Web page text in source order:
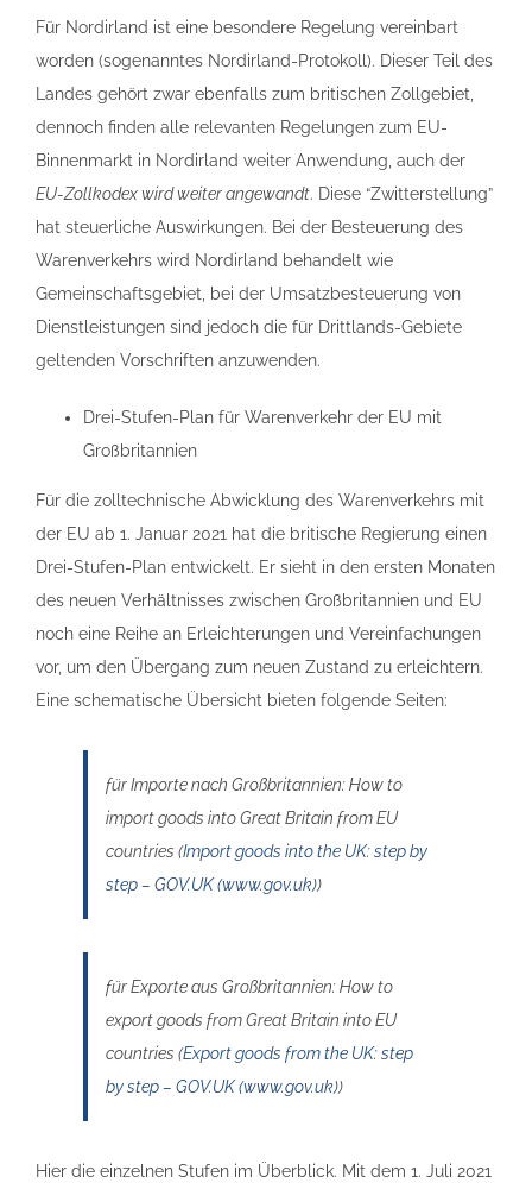
Für Nordirland ist eine besondere Regelung vereinbart
worden (sogenanntes Nordirland-Protokoll). Dieser Teil des
Landes gehört zwar ebenfalls zum britischen Zollgebiet,
dennoch finden alle relevanten Regelungen zum EU-
Binnenmarkt in Nordirland weiter Anwendung, auch der
EU-Zollkodex wird weiter angewandt. Diese “Zwitterstellung”
hat steuerliche Auswirkungen. Bei der Besteuerung des
Warenverkehrs wird Nordirland behandelt wie
Gemeinschaftsgebiet, bei der Umsatzbesteuerung von
Dienstleistungen sind jedoch die für Drittlands-Gebiete
geltenden Vorschriften anzuwenden.
Drei-Stufen-Plan für Warenverkehr der EU mit
Großbritannien
Für die zolltechnische Abwicklung des Warenverkehrs mit
der EU ab 1. Januar 2021 hat die britische Regierung einen
Drei-Stufen-Plan entwickelt. Er sieht in den ersten Monaten
des neuen Verhältnisses zwischen Großbritannien und EU
noch eine Reihe an Erleichterungen und Vereinfachungen
vor, um den Übergang zum neuen Zustand zu erleichtern.
Eine schematische Übersicht bieten folgende Seiten:
für Importe nach Großbritannien: How to
import goods into Great Britain from EU
countries (Import goods into the UK: step by
step – GOV.UK (www.gov.uk))
für Exporte aus Großbritannien: How to
export goods from Great Britain into EU
countries (Export goods from the UK: step
by step – GOV.UK (www.gov.uk))
Hier die einzelnen Stufen im Überblick. Mit dem 1. Juli 2021